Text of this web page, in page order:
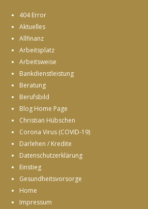
404 Error
Aktuelles
Allfinanz
Arbeitsplatz
Arbeitsweise
Bankdienstleistung
Beratung
Berufsbild
Blog Home Page
Christian Hübschen
Corona Virus (COVID-19)
Darlehen / Kredite
Datenschutzerklärung
Einstieg
Gesundheitsvorsorge
Home
Impressum